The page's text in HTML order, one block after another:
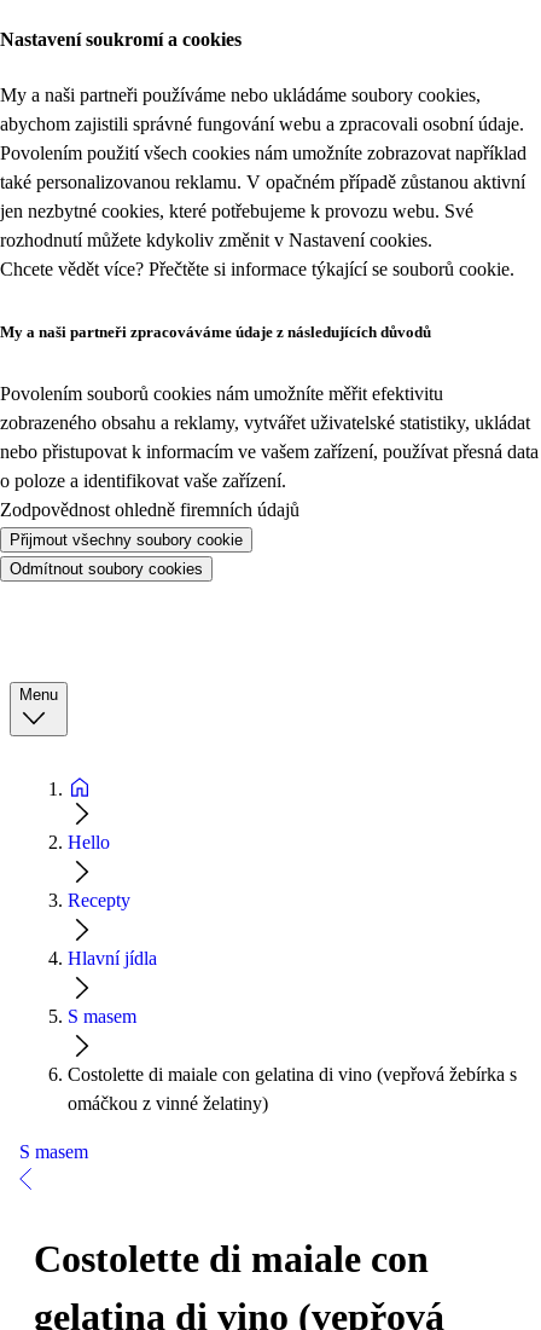
Nastavení soukromí a cookies
My a naši partneři používáme nebo ukládáme soubory cookies,
abychom zajistili správné fungování webu a zpracovali osobní údaje.
Povolením použití všech cookies nám umožníte zobrazovat například
také personalizovanou reklamu. V opačném případě zůstanou aktivní
jen nezbytné cookies, které potřebujeme k provozu webu. Své
rozhodnutí můžete kdykoliv změnit v Nastavení cookies.
Chcete vědět více? Přečtěte si informace týkající se souborů cookie.
My a naši partneři zpracováváme údaje z následujících důvodů
Povolením souborů cookies nám umožníte měřit efektivitu
zobrazeného obsahu a reklamy, vytvářet uživatelské statistiky, ukládat
nebo přistupovat k informacím ve vašem zařízení, používat přesná data
o poloze a identifikovat vaše zařízení.
Zodpovědnost ohledně firemních údajů
Přijmout všechny soubory cookie
Odmítnout soubory cookies
Menu
Hello
Recepty
Hlavní jídla
S masem
Costolette di maiale con gelatina di vino (vepřová žebírka s
omáčkou z vinné želatiny)
S masem
Costolette di maiale con
gelatina di vino (vepřová